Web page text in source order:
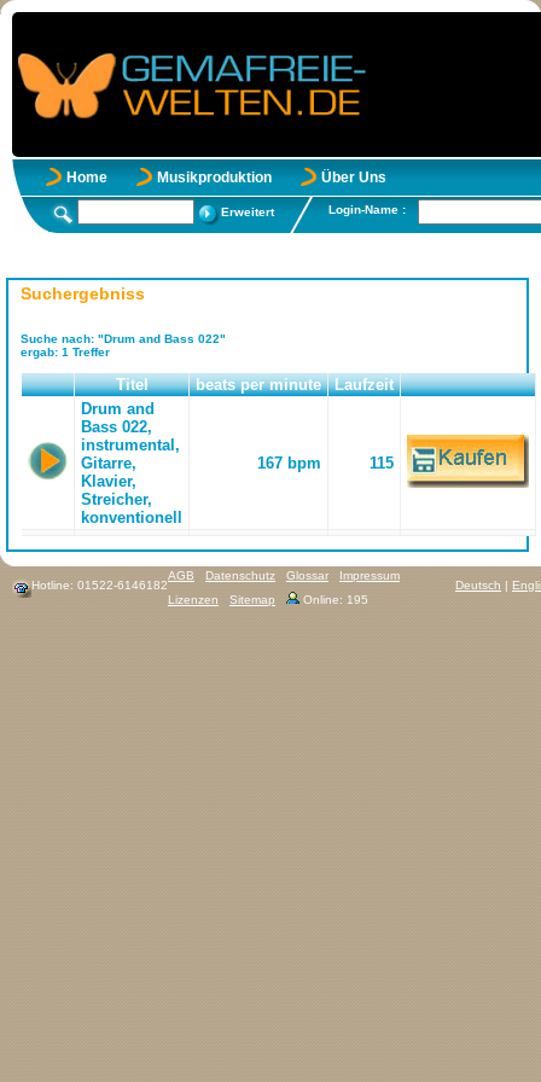
Home Musikproduktion Über Uns
Erweitert Login-Name :
Suchergebniss
Suche nach: "Drum and Bass 022"
ergab: 1 Treffer
Titel beats per minute
Laufzeit
Drum and
Bass 022,
instrumental,
Gitarre,
Klavier,
Streicher,
konventionell
167 bpm 115
Hotline: 01522-6146182 Deutsch |
AGB Datenschutz Glossar
Impressum
Lizenzen
Sitemap Online: 195